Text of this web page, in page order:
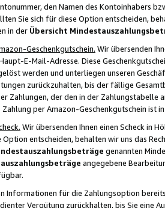
den Namen des Kontoinhabers
Sie sich für diese Option entscheiden,
in der Übersicht
Geschenkgutschein. Wir übersenden
E-Mail-Adresse. Diese
werden und unterliegen unseren
zurückzuhalten, bis der fällige
Zahlungen, der den in der
per Amazon-Geschenkgutschein ist
Wir übersenden Ihnen einen Scheck in
entscheiden, behalten wir uns das
genannten
angegebene
Informationen für die Zahlungsoption
Vergütung zurückhalten, bis Sie